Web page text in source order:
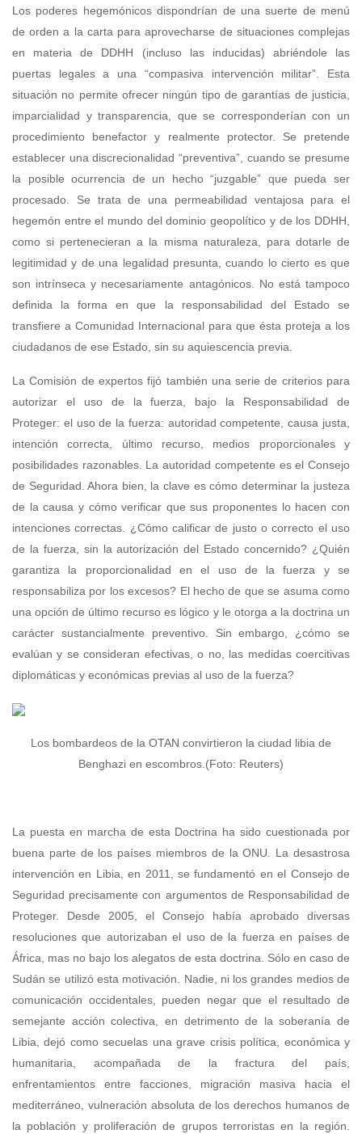
Los poderes hegemónicos dispondrían de una suerte de menú
de orden a la carta para aprovecharse de situaciones complejas
en materia de DDHH (incluso las inducidas) abriéndole las
puertas legales a una “compasiva intervención militar”. Esta
situación no permite ofrecer ningún tipo de garantías de justicia,
imparcialidad y transparencia, que se corresponderían con un
procedimiento benefactor y realmente protector. Se pretende
establecer una discrecionalidad “preventiva”, cuando se presume
la posible ocurrencia de un hecho “juzgable” que pueda ser
procesado. Se trata de una permeabilidad ventajosa para el
hegemón entre el mundo del dominio geopolítico y de los DDHH,
como si pertenecieran a la misma naturaleza, para dotarle de
legitimidad y de una legalidad presunta, cuando lo cierto es que
son intrínseca y necesariamente antagónicos. No está tampoco
definida la forma en que la responsabilidad del Estado se
transfiere a Comunidad Internacional para que ésta proteja a los
ciudadanos de ese Estado, sin su aquiescencia previa.
La Comisión de expertos fijó también una serie de criterios para
autorizar el uso de la fuerza, bajo la Responsabilidad de
Proteger: el uso de la fuerza: autoridad competente, causa justa,
intención correcta, último recurso, medios proporcionales y
posibilidades razonables. La autoridad competente es el Consejo
de Seguridad. Ahora bien, la clave es cómo determinar la justeza
de la causa y cómo verificar que sus proponentes lo hacen con
intenciones correctas. ¿Cómo calificar de justo o correcto el uso
de la fuerza, sin la autorización del Estado concernido? ¿Quién
garantiza la proporcionalidad en el uso de la fuerza y se
responsabiliza por los excesos? El hecho de que se asuma como
una opción de último recurso es lógico y le otorga a la doctrina un
carácter sustancialmente preventivo. Sin embargo, ¿cómo se
evalúan y se consideran efectivas, o no, las medidas coercitivas
diplomáticas y económicas previas al uso de la fuerza?
Los bombardeos de la OTAN convirtieron la ciudad libia de
Benghazi en escombros.(Foto: Reuters)
La puesta en marcha de esta Doctrina ha sido cuestionada por
buena parte de los países miembros de la ONU. La desastrosa
intervención en Libia, en 2011, se fundamentó en el Consejo de
Seguridad precisamente con argumentos de Responsabilidad de
Proteger. Desde 2005, el Consejo había aprobado diversas
resoluciones que autorizaban el uso de la fuerza en países de
África, mas no bajo los alegatos de esta doctrina. Sólo en caso de
Sudán se utilizó esta motivación. Nadie, ni los grandes medios de
comunicación occidentales, pueden negar que el resultado de
semejante acción colectiva, en detrimento de la soberanía de
Libia, dejó como secuelas una grave crisis política, económica y
humanitaria, acompañada de la fractura del país,
enfrentamientos entre facciones, migración masiva hacia el
mediterráneo, vulneración absoluta de los derechos humanos de
la población y proliferación de grupos terroristas en la región.